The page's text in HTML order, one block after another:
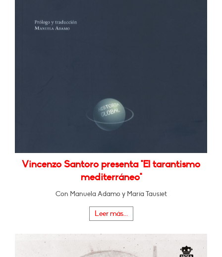
Vincenzo Santoro presenta "El tarantismo
mediterráneo"
Con Manuela Adamo y María Tausiet
Leer más...